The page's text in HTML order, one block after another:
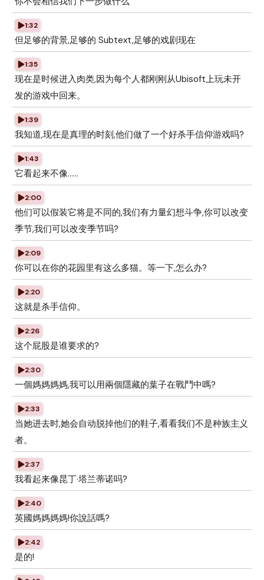
1:32
但足够的背景,足够的 Subtext,足够的戏剧现在
1:35
现在是时候进入肉类,因为每个人都刚刚从Ubisoft上玩未开
发的游戏中回来。
1:39
我知道,现在是真理的时刻,他们做了一个好杀手信仰游戏吗?
1:43
它看起来不像......
2:00
他们可以假装它将是不同的,我们有力量幻想斗争,你可以改变
季节,我们可以改变季节吗?
2:09
你可以在你的花园里有这么多猫。等一下,怎么办?
2:20
这就是杀手信仰。
2:26
这个屁股是谁要求的?
2:30
一個媽媽媽媽,我可以用兩個隱藏的葉子在戰鬥中嗎?
2:33
当她进去时,她会自动脱掉他们的鞋子,看看我们不是种族主义
者。
2:37
我看起来像昆丁·塔兰蒂诺吗?
2:40
英國媽媽媽媽!你說話嗎?
2:42
是的!